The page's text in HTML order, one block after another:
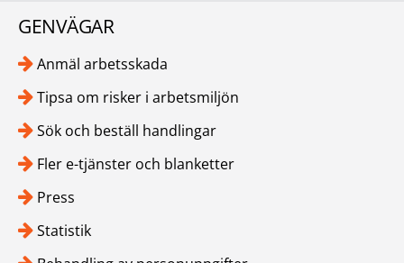
GENVÄGAR
Anmäl arbetsskada
Tipsa om risker i arbetsmiljön
Sök och beställ handlingar
Fler e-tjänster och blanketter
Press
Statistik